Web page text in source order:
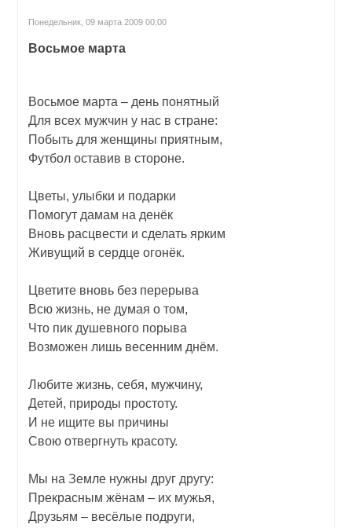
Понедельник, 09 марта 2009 00:00
Восьмое марта
Восьмое марта – день понятный
Для всех мужчин у нас в стране:
Побыть для женщины приятным,
Футбол оставив в стороне.
Цветы, улыбки и подарки
Помогут дамам на денёк
Вновь расцвести и сделать ярким
Живущий в сердце огонёк.
Цветите вновь без перерыва
Всю жизнь, не думая о том,
Что пик душевного порыва
Возможен лишь весенним днём.
Любите жизнь, себя, мужчину,
Детей, природы простоту.
И не ищите вы причины
Свою отвергнуть красоту.
Мы на Земле нужны друг другу:
Прекрасным жёнам – их мужья,
Друзьям – весёлые подруги,